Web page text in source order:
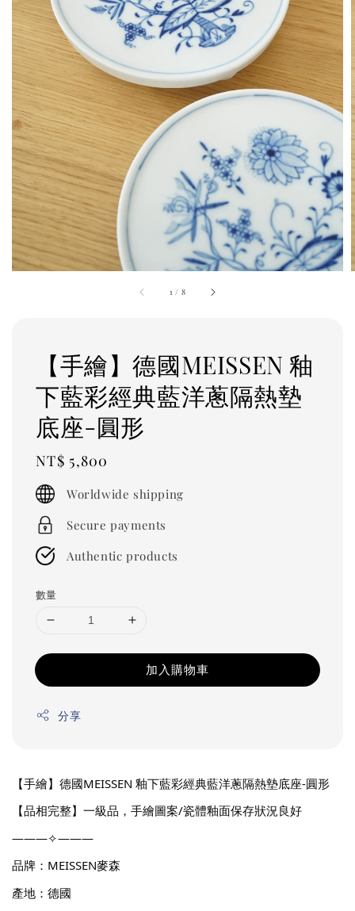
1 / 8
【手繪】德國MEISSEN 釉
下藍彩經典藍洋蔥隔熱墊
底座-圓形
Regular
price
NT$ 5,800
Worldwide shipping
Secure payments
Authentic products
數量
加入購物車
分享
【手繪】德國MEISSEN 釉下藍彩經典藍洋蔥隔熱墊底座-圓形
【品相完整】一級品，手繪圖案/瓷體釉面保存狀況良好
———✧———
品牌：MEISSEN麥森
產地：德國